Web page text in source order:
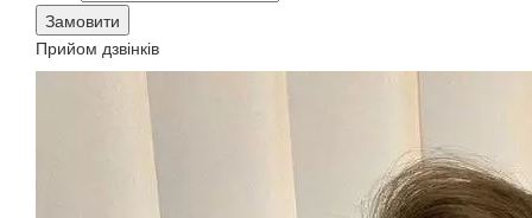
Замовити
Прийом дзвінків